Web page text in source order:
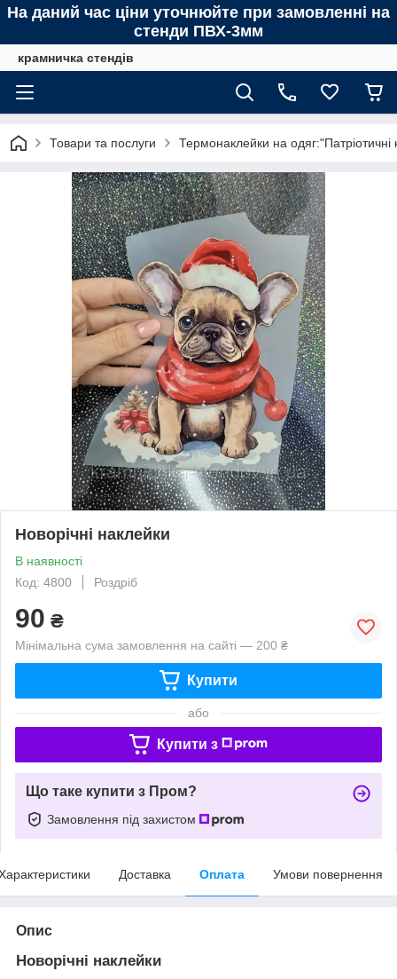
На даний час ціни уточнюйте при замовленні на
стенди ПВХ-3мм
крамничка стендів
Товари та послуги Термонаклейки на одяг:"Патріотичні
Новорічні наклейки
В наявності
Код: 4800
Роздріб
90 ₴
Мінімальна сума замовлення на сайті — 200 ₴
Купити
або
Купити з
Що таке купити з Пром?
Замовлення під захистом
Доставка Оплата Умови повернення
Опис
Новорічні наклейки